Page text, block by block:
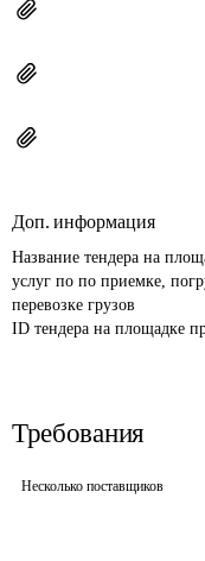
Доп. информация
Название тендера на
услуг по по приемке,
перевозке грузов
ID тендера на площадке
Требования
Несколько поставщиков